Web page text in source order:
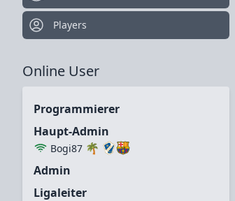
Players
Online User
Programmierer
Haupt-Admin
Bogi87 🌴
Admin
Ligaleiter